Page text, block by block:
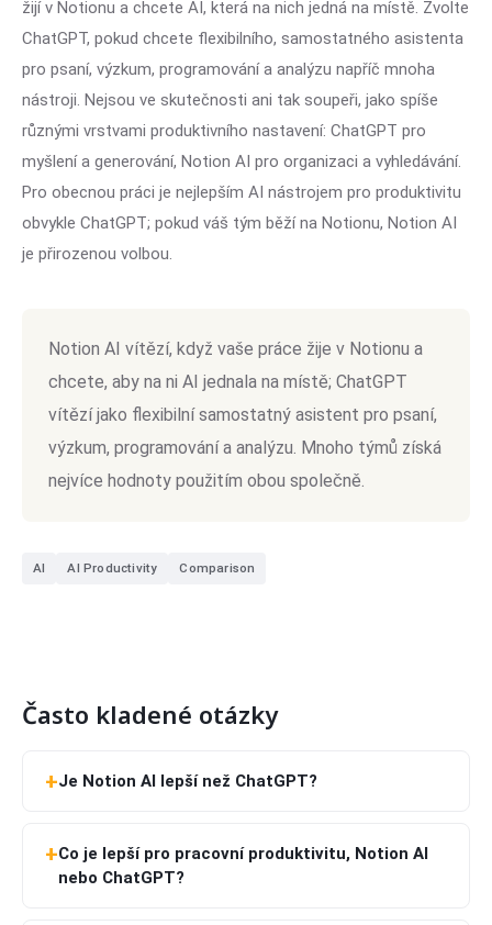
žijí v Notionu a chcete AI, která na nich jedná na místě. Zvolte
ChatGPT, pokud chcete flexibilního, samostatného asistenta
pro psaní, výzkum, programování a analýzu napříč mnoha
nástroji. Nejsou ve skutečnosti ani tak soupeři, jako spíše
různými vrstvami produktivního nastavení: ChatGPT pro
myšlení a generování, Notion AI pro organizaci a vyhledávání.
Pro obecnou práci je nejlepším AI nástrojem pro produktivitu
obvykle ChatGPT; pokud váš tým běží na Notionu, Notion AI
je přirozenou volbou.
Notion AI vítězí, když vaše práce žije v Notionu a
chcete, aby na ni AI jednala na místě; ChatGPT
vítězí jako flexibilní samostatný asistent pro psaní,
výzkum, programování a analýzu. Mnoho týmů získá
nejvíce hodnoty použitím obou společně.
AI AI Productivity Comparison
Často kladené otázky
Je Notion AI lepší než ChatGPT?
Co je lepší pro pracovní produktivitu, Notion AI
nebo ChatGPT?